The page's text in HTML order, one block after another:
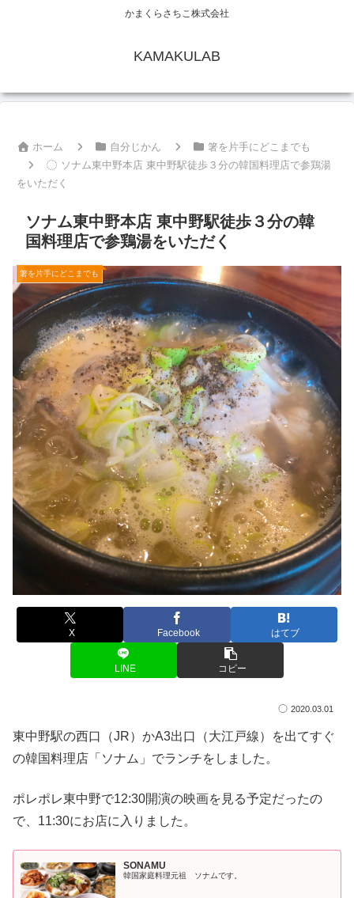
かまくらさちこ株式会社
KAMAKULAB
ホーム 自分じかん
箸を片手にどこまでも
ソナム東中野本店 東中野駅徒歩３分の韓国料理店で参鶏湯
をいただく
ソナム東中野本店 東中野駅徒歩３分の韓
国料理店で参鶏湯をいただく
箸を片手にどこまでも
X Facebook はてブ
LINE コピー
2020.03.01
東中野駅の西口（JR）かA3出口（大江戸線）を出てすぐ
の韓国料理店「ソナム」でランチをしました。
ポレポレ東中野で12:30開演の映画を見る予定だったの
で、11:30にお店に入りました。
SONAMU
韓国家庭料理元祖 ソナムです。